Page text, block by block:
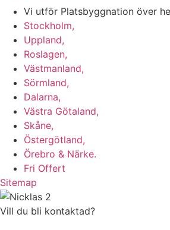
Vi utför Platsbyggnation över
Stockholm,
Uppland,
Roslagen,
Västmanland,
Sörmland,
Dalarna,
Västra Götaland,
Skåne,
Östergötland,
Örebro & Närke.
Fri Offert
Sitemap
Vill du bli kontaktad?